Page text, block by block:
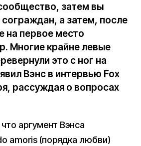
затем вы
а затем, после
на первое место
Многие крайне левые
это с ног на
Вэнс в интервью Fox
рассуждая о вопросах
аргумент Вэнса
amoris (порядка любви)